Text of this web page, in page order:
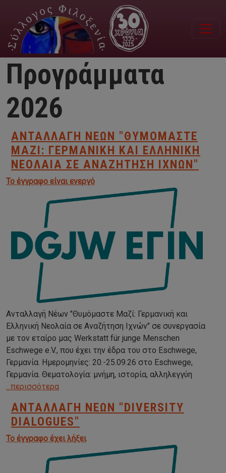
Παράκαμψη προς το κυρίως περιεχόμενο
Προγράμματα
2026
ΑΝΤΑΛΛΑΓΉ ΝΈΩΝ "ΘΥΜΌΜΑΣΤΕ
ΜΑΖΊ: ΓΕΡΜΑΝΙΚΉ ΚΑΙ ΕΛΛΗΝΙΚΉ
ΝΕΟΛΑΊΑ ΣΕ ΑΝΑΖΉΤΗΣΗ ΙΧΝΏΝ"
Το έγγραφο είναι ενεργό
Ανταλλαγή Νέων "Θυμόμαστε Μαζί: Γερμανική και
Ελληνική Νεολαία σε Αναζήτηση Ιχνών" σε συνεργασία
με τον εταίρο μας Werkstatt für junge Menschen
Eschwege e.V., που έχει την έδρα του στο Eschwege,
Γερμανία. Ημερομηνίες: 20.-25.09.26 στο Eschwege,
Γερμανία. Θεματολογία: μνήμη, ιστορία, αλληλεγγύη
...περισσότερα
ΑΝΤΑΛΛΑΓΉ ΝΈΩΝ "DIVERSITY
DIALOGUES"
Το έγγραφο έχει λήξει